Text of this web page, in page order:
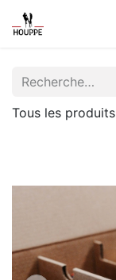
Tous les produits